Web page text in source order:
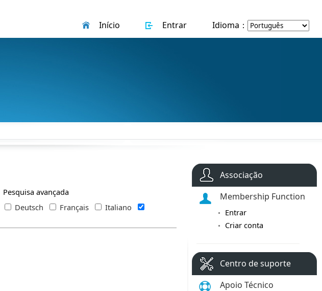
Início Entrar Idioma：
Pesquisa avançada
Deutsch Français
Italiano
Associação
Membership Function
Entrar
Criar conta
Centro de suporte
Apoio Técnico